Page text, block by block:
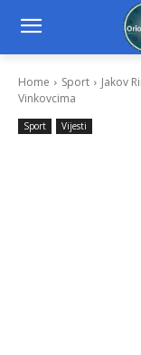
Home Sport
Jakov
Vinkovcima
Sport Vijesti